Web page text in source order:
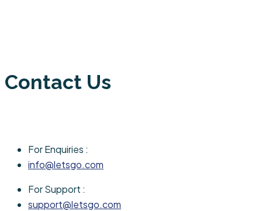
Contact Us
For Enquiries :
info@letsgo.com
For Support :
support@letsgo.com